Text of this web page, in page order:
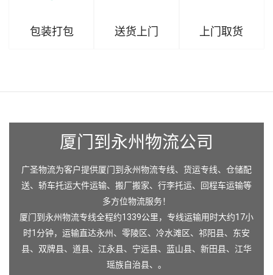
包装打包 送货上门 上门取货
厦门到永州物流公司
广圣物流为客户提供厦门到永州物流专线、货运专线、仓储配
送、轿车托运大件运输、搬厂搬家、行李托运、回程车运输等
多方位物流服务！
厦门到永州物流专线全程约1339公里，专线运输用时大约17小
时1分钟，运输直达永州 、 零陵区、 冷水滩区、 祁阳县、 东安
县、 双牌县、 道县、 江永县、 宁远县、 蓝山县、 新田县、 江华
瑶族自治县、。